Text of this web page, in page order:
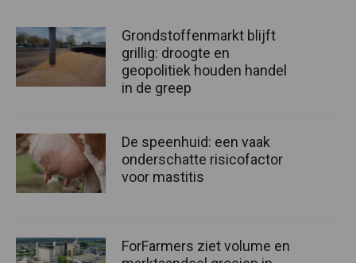
Grondstoffenmarkt blijft
grillig: droogte en
geopolitiek houden handel
in de greep
De speenhuid: een vaak
onderschatte risicofactor
voor mastitis
ForFarmers ziet volume en